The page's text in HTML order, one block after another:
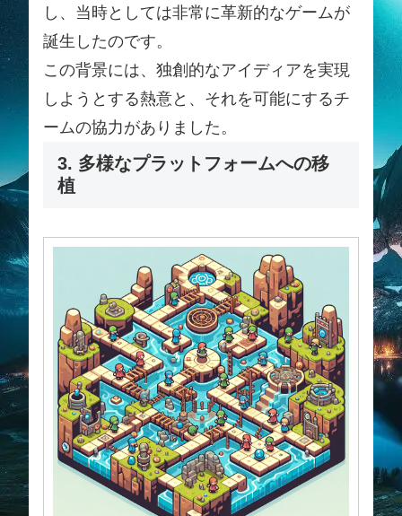
し、当時としては非常に革新的なゲームが
誕生したのです。
この背景には、独創的なアイディアを実現
しようとする熱意と、それを可能にするチ
ームの協力がありました。
3. 多様なプラットフォームへの移
植